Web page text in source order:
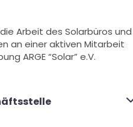
Arbeit des Solarbüros und
an einer aktiven Mitarbeit
ARGE “Solar” e.V.